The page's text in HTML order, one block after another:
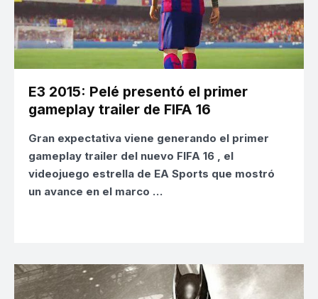
E3 2015: Pelé presentó el primer
gameplay trailer de FIFA 16
Gran expectativa viene generando el primer
gameplay trailer del nuevo FIFA 16 , el
videojuego estrella de EA Sports que mostró
un avance en el marco …